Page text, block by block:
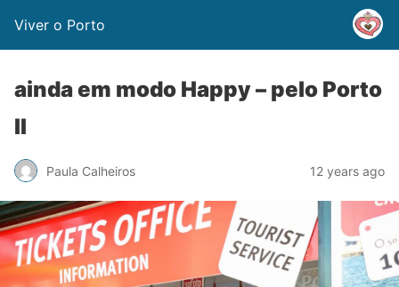
Viver o Porto
ainda em modo Happy – pelo Porto
II
Paula Calheiros 12 years ago